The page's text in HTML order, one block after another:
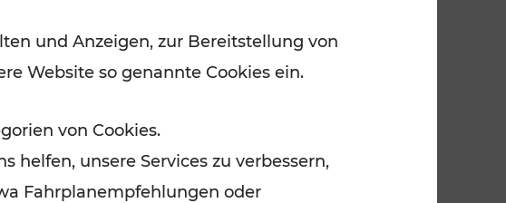
und Anzeigen, zur Bereitstellung von
Website so genannte Cookies ein.
von Cookies.
helfen, unsere Services zu verbessern,
Fahrplanempfehlungen oder